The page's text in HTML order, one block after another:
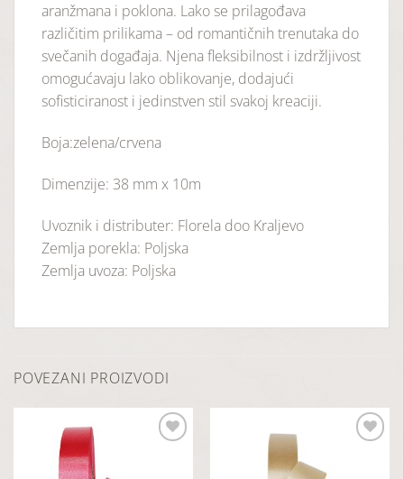
aranžmana i poklona. Lako se prilagođava
različitim prilikama – od romantičnih trenutaka do
svečanih događaja. Njena fleksibilnost i izdržljivost
omogućavaju lako oblikovanje, dodajući
sofisticiranost i jedinstven stil svakoj kreaciji.
Boja:zelena/crvena
Dimenzije: 38 mm x 10m
Uvoznik i distributer: Florela doo Kraljevo
Zemlja porekla: Poljska
Zemlja uvoza: Poljska
POVEZANI PROIZVODI